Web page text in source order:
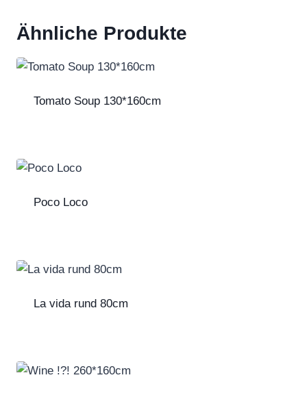
Ähnliche Produkte
Tomato Soup 130*160cm
Poco Loco
La vida rund 80cm